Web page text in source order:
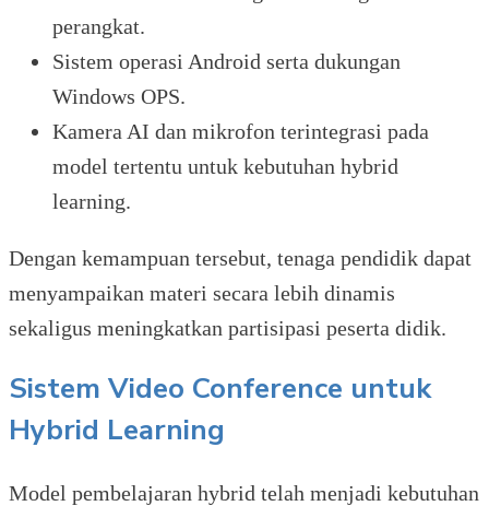
perangkat.
Sistem operasi Android serta dukungan
Windows OPS.
Kamera AI dan mikrofon terintegrasi pada
model tertentu untuk kebutuhan hybrid
learning.
Dengan kemampuan tersebut, tenaga pendidik dapat
menyampaikan materi secara lebih dinamis
sekaligus meningkatkan partisipasi peserta didik.
Sistem Video Conference untuk
Hybrid Learning
Model pembelajaran hybrid telah menjadi kebutuhan